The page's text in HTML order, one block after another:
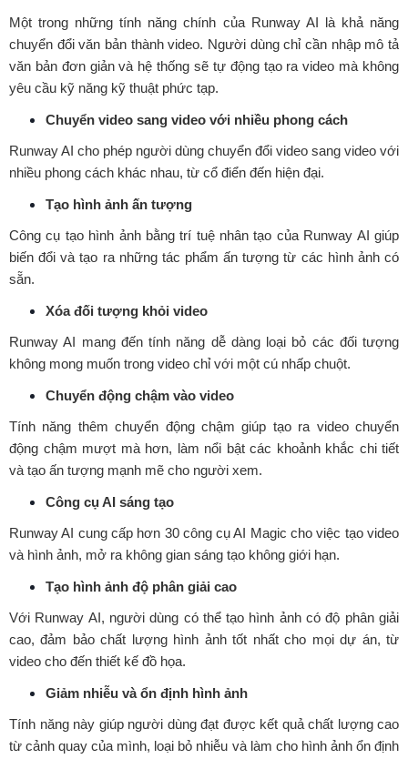
Một trong những tính năng chính của Runway AI là khả năng
chuyển đổi văn bản thành video. Người dùng chỉ cần nhập mô tả
văn bản đơn giản và hệ thống sẽ tự động tạo ra video mà không
yêu cầu kỹ năng kỹ thuật phức tạp.
Chuyển video sang video với nhiều phong cách
Runway AI cho phép người dùng chuyển đổi video sang video với
nhiều phong cách khác nhau, từ cổ điển đến hiện đại.
Tạo hình ảnh ấn tượng
Công cụ tạo hình ảnh bằng trí tuệ nhân tạo của Runway AI giúp
biến đổi và tạo ra những tác phẩm ấn tượng từ các hình ảnh có
sẵn.
Xóa đối tượng khỏi video
Runway AI mang đến tính năng dễ dàng loại bỏ các đối tượng
không mong muốn trong video chỉ với một cú nhấp chuột.
Chuyển động chậm vào video
Tính năng thêm chuyển động chậm giúp tạo ra video chuyển
động chậm mượt mà hơn, làm nổi bật các khoảnh khắc chi tiết
và tạo ấn tượng mạnh mẽ cho người xem.
Công cụ AI sáng tạo
Runway AI cung cấp hơn 30 công cụ AI Magic cho việc tạo video
và hình ảnh, mở ra không gian sáng tạo không giới hạn.
Tạo hình ảnh độ phân giải cao
Với Runway AI, người dùng có thể tạo hình ảnh có độ phân giải
cao, đảm bảo chất lượng hình ảnh tốt nhất cho mọi dự án, từ
video cho đến thiết kế đồ họa.
Giảm nhiễu và ổn định hình ảnh
Tính năng này giúp người dùng đạt được kết quả chất lượng cao
từ cảnh quay của mình, loại bỏ nhiễu và làm cho hình ảnh ổn định